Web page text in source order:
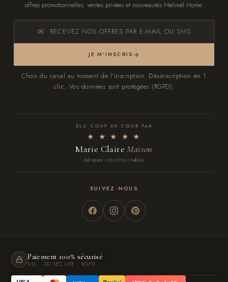
offres promotionnelles, ventes privées et nouveautés Melimel Home.
RECEVEZ NOS OFFRES PAR E-MAIL OU SMS
JE M'INSCRIS
Choix du canal au moment de l'inscription. Désinscription en 1
clic. Vos données sont protégées (RGPD).
ÉLU COUP DE CŒUR PAR
★ ★ ★ ★ ★
Marie ClaireMaison
Adresses incontournables
SUIVEZ-NOUS
Paiement 100% sécurisé
SSL · 3D SECURE · RGPD